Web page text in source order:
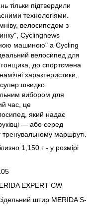
тільки підтвердили
технологіями.
велосипедом з
Cyclingnews
машиною" а Cycling
велосипед для
до спортсмена
характеристики,
супер швидко
вибором для
час, це
який надає
— або серед
маршруті.
1,150 г - у розмірі
EXPERT CW
штир MERIDA S-